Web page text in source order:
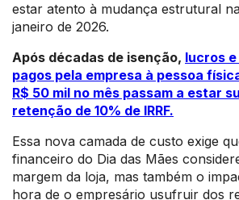
estar atento à mudança estrutural
janeiro de 2026.
Após décadas de isenção, lucros
pagos pela empresa à pessoa
R$ 50 mil no mês passam a estar
retenção de 10% de IRRF.
Essa nova camada de custo exige
financeiro do Dia das Mães
margem da loja, mas também o
hora de o empresário usufruir dos